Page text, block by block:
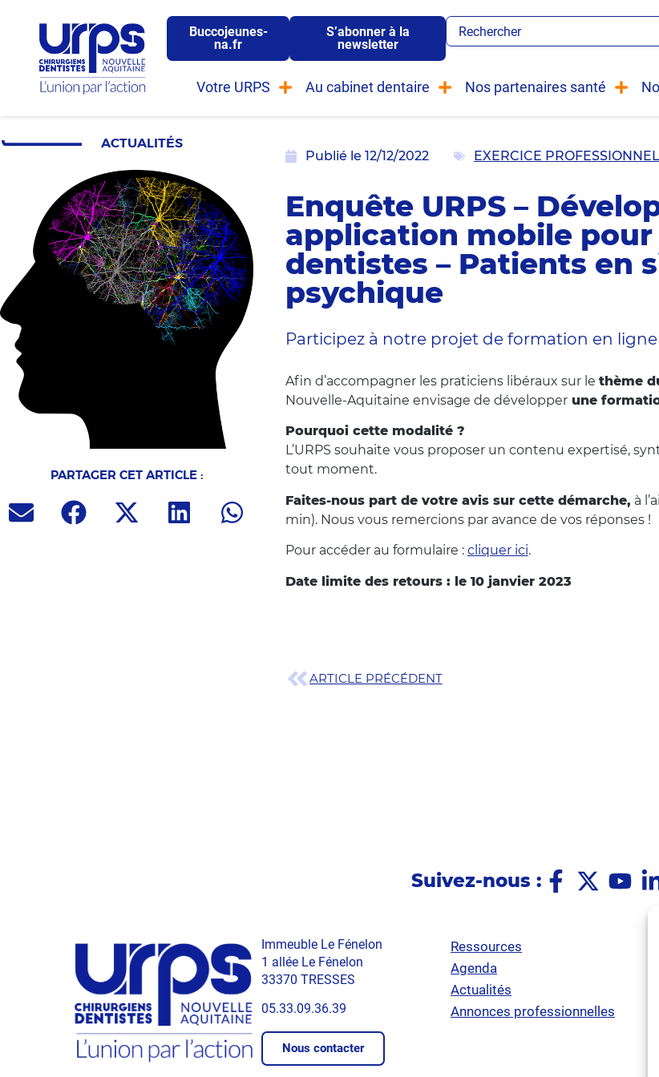
Buccojeunes-
na.fr
S’abonner à la
newsletter
Votre URPS Au cabinet dentaire Nos partenaires santé
ACTUALITÉS
PARTAGER CET ARTICLE :
Publié le 12/12/2022 EXERCICE PROFESSIONNEL
Enquête URPS –
application mobile
dentistes – Patients en
psychique
Participez à notre projet de formation en
Afin d’accompagner les praticiens libéraux sur le thème
Nouvelle-Aquitaine envisage de développerune
Pourquoi cette modalité ?
L’URPS souhaite vous proposer un contenu expertisé,
tout moment.
Faites-nous part de votre avis sur cette démarche, à
min). Nous vous remercions par avance de vos réponses !
Pour accéder au formulaire : cliquer ici.
Date limite des retours : le 10 janvier 2023
ARTICLE PRÉCÉDENT
Suivez-nous :
Immeuble Le Fénelon
1 allée Le Fénelon
33370 TRESSES
05.33.09.36.39
Nous contacter
Ressources
Agenda
Actualités
Annonces professionnelles